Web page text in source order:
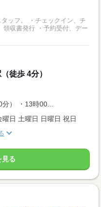
クイン、チ
領収書発行 ・予約受付、デー
徒歩 4分）
分） ・13時00...
日 土曜日 日曜日 祝日
見る